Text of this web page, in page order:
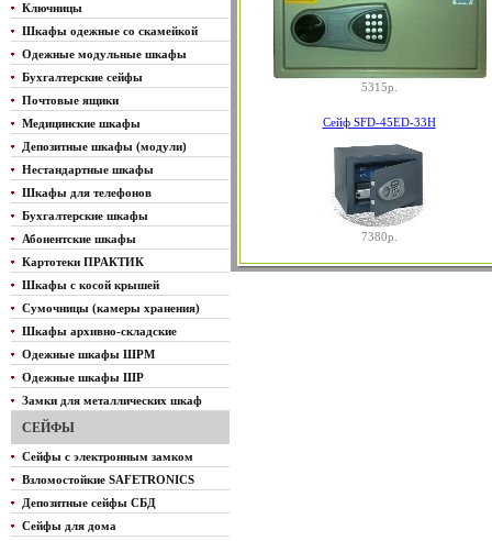
Ключницы
Шкафы одежные со скамейкой
Одежные модульные шкафы
Бухгалтерские сейфы
Почтовые ящики
Медицинские шкафы
Депозитные шкафы (модули)
Нестандартные шкафы
Шкафы для телефонов
Бухгалтерские шкафы
Абонентские шкафы
Картотеки ПРАКТИК
Шкафы с косой крышей
Сумочницы (камеры хранения)
Шкафы архивно-складские
Одежные шкафы ШРМ
Одежные шкафы ШР
Замки для металлических шкаф
СЕЙФЫ
Сейфы с электронным замком
Взломостойкие SAFETRONICS
Депозитные сейфы СБД
Сейфы для дома
5315р.
Сейф SFD-45ED-33H
7380р.